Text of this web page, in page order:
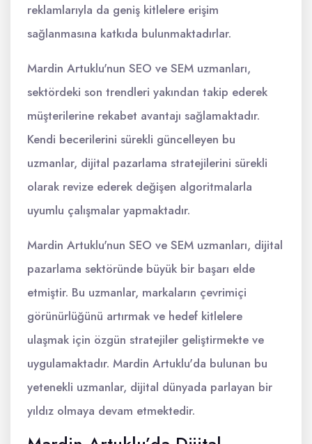
reklamlarıyla da geniş kitlelere erişim
sağlanmasına katkıda bulunmaktadırlar.
Mardin Artuklu'nun SEO ve SEM uzmanları,
sektördeki son trendleri yakından takip ederek
müşterilerine rekabet avantajı sağlamaktadır.
Kendi becerilerini sürekli güncelleyen bu
uzmanlar, dijital pazarlama stratejilerini sürekli
olarak revize ederek değişen algoritmalarla
uyumlu çalışmalar yapmaktadır.
Mardin Artuklu'nun SEO ve SEM uzmanları, dijital
pazarlama sektöründe büyük bir başarı elde
etmiştir. Bu uzmanlar, markaların çevrimiçi
görünürlüğünü artırmak ve hedef kitlelere
ulaşmak için özgün stratejiler geliştirmekte ve
uygulamaktadır. Mardin Artuklu'da bulunan bu
yetenekli uzmanlar, dijital dünyada parlayan bir
yıldız olmaya devam etmektedir.